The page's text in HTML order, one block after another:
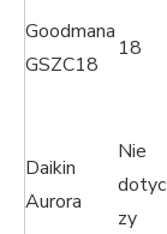
Goodmana
GSZC18
18
Daikin
Aurora
Nie
dotyc
zy